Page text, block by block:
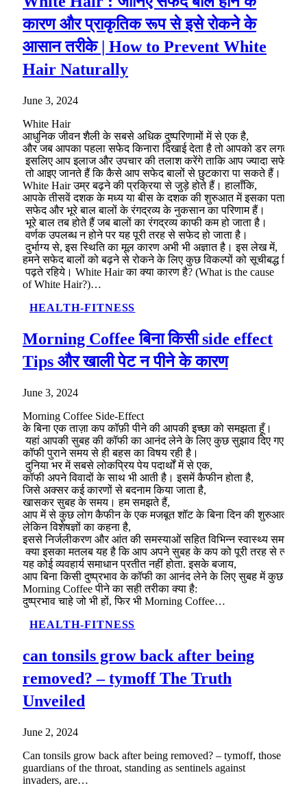
कारण और प्राकृतिक रूप से इसे रोकने के
आसान तरीके | How to Prevent White
Hair Naturally
June 3, 2024
White Hair
आधुनिक जीवन शैली के सबसे अधिक दुष्परिणामों में से एक है,
और जब आपका पहला सफेद किनारा दिखाई देता है तो आपको डर लगता है।
इसलिए आप इलाज और उपचार की तलाश करेंगे ताकि आप ज्यादा सफेद
तो आइए जानते हैं कि कैसे आप सफेद बालों से छुटकारा पा सकते हैं।
White Hair उम्र बढ़ने की प्रक्रिया से जुड़े होते हैं। हालाँकि,
आपके तीसवें दशक के मध्य या बीस के दशक की शुरुआत में इसका पता
सफेद और भूरे बाल बालों के रंगद्रव्य के नुकसान का परिणाम हैं।
भूरे बाल तब होते हैं जब बालों का रंगद्रव्य काफी कम हो जाता है।
वर्णक उपलब्ध न होने पर यह पूरी तरह से सफेद हो जाता है।
दुर्भाग्य से, इस स्थिति का मूल कारण अभी भी अज्ञात है। इस लेख में,
हमने सफेद बालों को बढ़ने से रोकने के लिए कुछ विकल्पों को सूचीबद्ध किया
पढ़ते रहिये। White Hair का क्या कारण है? (What is the cause
of White Hair?)…
HEALTH-FITNESS
Morning Coffee बिना किसी side effect
Tips और खाली पेट न पीने के कारण
June 3, 2024
Morning Coffee Side-Effect
के बिना एक ताज़ा कप कॉफ़ी पीने की आपकी इच्छा को समझता हूँ।
यहां आपकी सुबह की कॉफी का आनंद लेने के लिए कुछ सुझाव दिए गए हैं और
कॉफी पुराने समय से ही बहस का विषय रही है।
दुनिया भर में सबसे लोकप्रिय पेय पदार्थों में से एक,
कॉफी अपने विवादों के साथ भी आती है। इसमें कैफीन होता है,
जिसे अक्सर कई कारणों से बदनाम किया जाता है,
खासकर सुबह के समय। हम समझते हैं,
आप में से कुछ लोग कैफीन के एक मजबूत शॉट के बिना दिन की शुरुआत करने
लेकिन विशेषज्ञों का कहना है,
इससे निर्जलीकरण और आंत की समस्याओं सहित विभिन्न स्वास्थ्य
क्या इसका मतलब यह है कि आप अपने सुबह के कप को पूरी तरह से त्याग
यह कोई व्यवहार्य समाधान प्रतीत नहीं होता. इसके बजाय,
आप बिना किसी दुष्प्रभाव के कॉफी का आनंद लेने के लिए सुबह में कुछ
Morning Coffee पीने का सही तरीका क्या है:
दुष्प्रभाव चाहे जो भी हों, फिर भी Morning Coffee…
HEALTH-FITNESS
can tonsils grow back after being
removed? – tymoff The Truth
Unveiled
June 2, 2024
Can tonsils grow back after being removed? – tymoff, those
guardians of the throat, standing as sentinels against
invaders, are…